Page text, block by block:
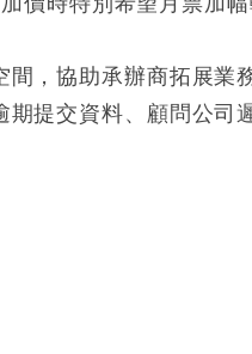
，協助承辦商拓展業
提交資料、顧問公司